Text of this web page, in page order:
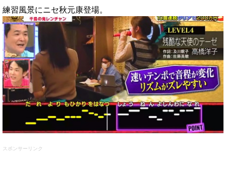
練習風景にニセ秋元康登場。
スポンサーリンク